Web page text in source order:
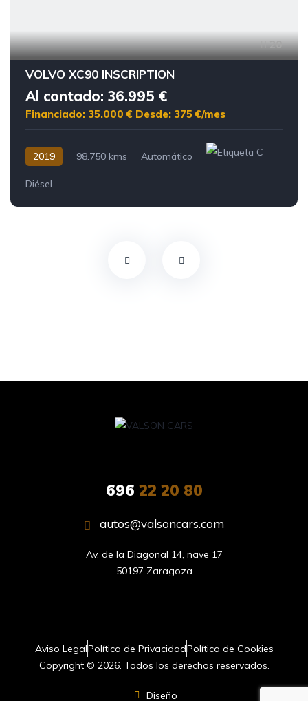
20
VOLVO XC90 INSCRIPTION
Al contado: 36.995 €
Financiado: 35.000 € Desde: 375 €/mes
2019 98.750 kms Automático
Diésel
696 22 20 80
autos@valsoncars.com
Av. de la Diagonal 14, nave 17
50197 Zaragoza
Aviso LegalPolítica de PrivacidadPolítica de Cookies
Copyright © 2026. Todos los derechos reservados.
Diseño